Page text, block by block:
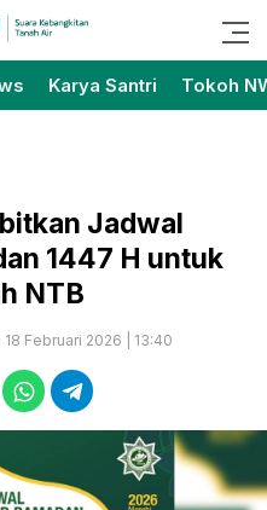
Online
Tanah Air
Karya Santri Tokoh
Jadwal
1447 H untuk
NTB
18 Februari 2026 | 13:40